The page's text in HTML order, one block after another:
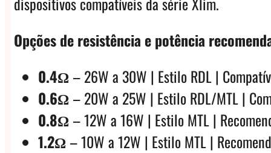
Opções de resistência e potência
0.4Ω– 26W a 30W | Estilo RDL |
0.6Ω– 20W a 25W | Estilo RDL/MTL |
0.8Ω– 12W a 16W | Estilo MTL |
1.2Ω– 10W a 12W | Estilo MTL |